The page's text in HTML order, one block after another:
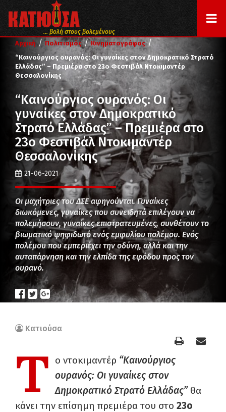
... βολή στους βολεμένους
Αρχική / Πολιτισμός / Κινηματογράφος /
“Καινούργιος ουρανός: Οι γυναίκες στον Δημοκρατικό Στρατό
Ελλάδας” – Πρεμιέρα στο 23ο Φεστιβάλ Ντοκιμαντέρ
Θεσσαλονίκης
“Καινούργιος ουρανός: Οι
γυναίκες στον Δημοκρατικό
Στρατό Ελλάδας” – Πρεμιέρα στο
23ο Φεστιβάλ Ντοκιμαντέρ
Θεσσαλονίκης
21-06-2021
Οι μαχήτριες του ΔΣΕ αφηγούνται. Γυναίκες
διωκόμενες, γυναίκες που συνειδητά επιλέγουν να
πολεμήσουν, γυναίκες επιστρατευμένες, συνθέτουν το
βιωματικό ψηφιδωτό ενός εμφυλίου πολέμου. Ενός
πολέμου που εμπεριέχει την οδύνη, αλλά και την
αυταπάρνηση και την ελπίδα της εφόδου προς τον
ουρανό.
Κατιούσα
Τ ο ντοκιμαντέρ “Καινούργιος
ουρανός: Οι γυναίκες στον
Δημοκρατικό Στρατό Ελλάδας”θα
κάνει την επίσημη πρεμιέρα του στο 23ο